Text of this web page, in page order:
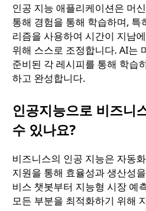
인공 지능 애플리케이션은 머
통해 경험을 통해 학습하며, 특
리즘을 사용하여 시간이 지남
위해 스스로 조정합니다. AI는
준비된 각 레시피를 통해 학습
하고 완성합니다.
인공지능으로 비즈니
수 있나요?
비즈니스의 인공 지능은 자동
지원을 통해 효율성과 생산성
비스 챗봇부터 지능형 시장 예
모든 부분을 최적화하기 위해